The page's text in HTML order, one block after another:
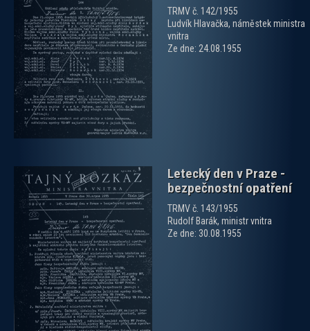
TRMV č. 142/1955
Ludvík Hlavačka, náměstek ministra
vnitra
Ze dne: 24.08.1955
Letecký den v Praze -
bezpečnostní opatření
TRMV č. 143/1955
Rudolf Barák, ministr vnitra
Ze dne: 30.08.1955
zobrazit PDF dokument
zobrazit PDF dokument